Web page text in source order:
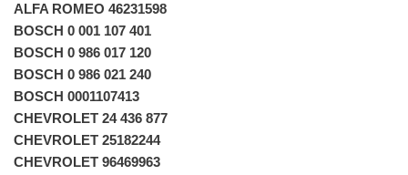
ALFA ROMEO 46231598
BOSCH 0 001 107 401
BOSCH 0 986 017 120
BOSCH 0 986 021 240
BOSCH 0001107413
CHEVROLET 24 436 877
CHEVROLET 25182244
CHEVROLET 96469963